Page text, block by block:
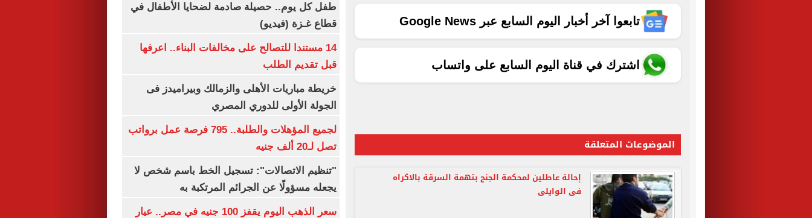
تابعوا آخر أخبار اليوم السابع عبر Google News
اشترك في قناة اليوم السابع على واتساب
الموضوعات المتعلقة
إحالة عاطلين لمحكمة الجنح بتهمة السرقة بالاكراه
فى الوايلى
طفل كل يوم.. حصيلة صادمة لضحايا الأطفال في
قطاع غـزة (فيديو)
14 مستندا للتصالح على مخالفات البناء.. اعرفها
قبل تقديم الطلب
خريطة مباريات الأهلى والزمالك وبيراميدز فى
الجولة الأولى للدوري المصري
لجميع المؤهلات والطلبة.. 795 فرصة عمل برواتب
تصل لـ20 ألف جنيه
"تنظيم الاتصالات": تسجيل الخط باسم شخص لا
يجعله مسؤولًا عن الجرائم المرتكبة به
سعر الذهب اليوم يقفز 100 جنيه في مصر.. عيار